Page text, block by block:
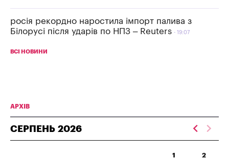
росія рекордно наростила імпорт палива з
Білорусі після ударів по НПЗ – Reuters
19:07
ВСІ НОВИНИ
АРХІВ
СЕРПЕНЬ 2026
1 2